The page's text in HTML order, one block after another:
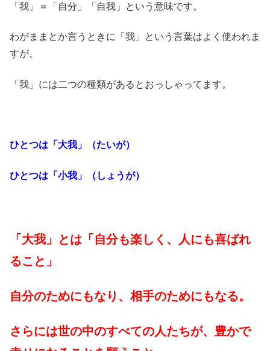
「我」＝「自分」「自我」という意味です。
わがままとか言うときに「我」という言葉はよく使われま
すが、
「我」には二つの種類があるとおっしゃってます。
ひとつは「大我」（たいが）
ひとつは「小我」（しょうが）
「大我」とは「自分も楽しく、人にも喜ばれ
ること」
自分のためにもなり、相手のためにもなる。
さらには世の中のすべての人たちが、豊かで